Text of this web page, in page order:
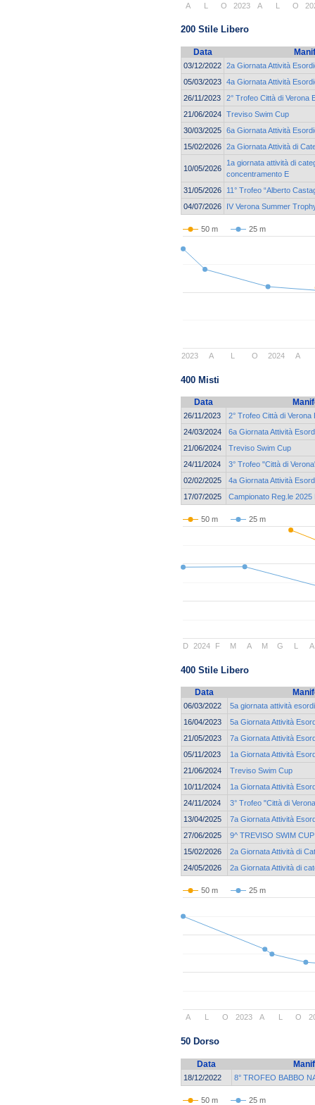
2023
A L O A L O
200 Stile Libero
Data
03/12/2022 2a Giornata Attività
05/03/2023 4a Giornata Attività
26/11/2023
2° Trofeo Città di Verona
21/06/2024 Treviso Swim Cup
30/03/2025 6a Giornata Attività
15/02/2026 2a Giornata Attività di
10/05/2026
1a giornata attività di
concentramento E
31/05/2026
11° Trofeo “Alberto
04/07/2026
IV Verona Summer
50 m 25 m
2023 2024
A L O A
400 Misti
Data
26/11/2023
2° Trofeo Città di Verona
24/03/2024
6a Giornata Attività
21/06/2024
Treviso Swim Cup
24/11/2024
3° Trofeo "Città di
02/02/2025
4a Giornata Attività
17/07/2025
Campionato Reg.le
50 m 25 m
2024
D F M A M G L A
400 Stile Libero
Data
06/03/2022
5a giornata attività
16/04/2023
5a Giornata Attività
21/05/2023
7a Giornata Attività
05/11/2023
1a Giornata Attività
21/06/2024
Treviso Swim Cup
10/11/2024
1a Giornata Attività
24/11/2024
3° Trofeo "Città di
13/04/2025
7a Giornata Attività
27/06/2025
9^ TREVISO SWIM CUP
15/02/2026
2a Giornata Attività di
24/05/2026
2a Giornata Attività di
50 m 25 m
2023
A O A O
50 Dorso
Data
18/12/2022 8° TROFEO BABBO
50 m 25 m